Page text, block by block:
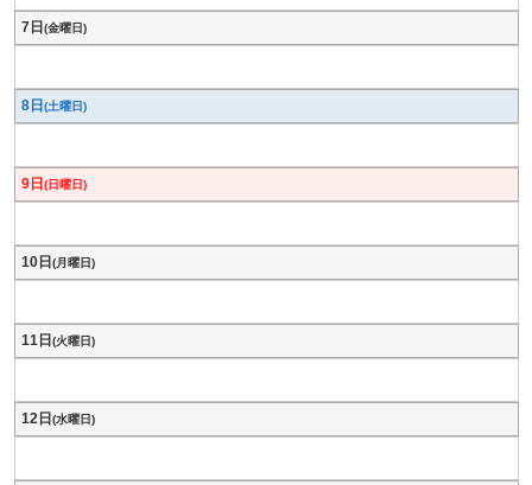
7日 (金曜日)
8日 (土曜日)
9日 (日曜日)
10日 (月曜日)
11日 (火曜日)
12日 (水曜日)